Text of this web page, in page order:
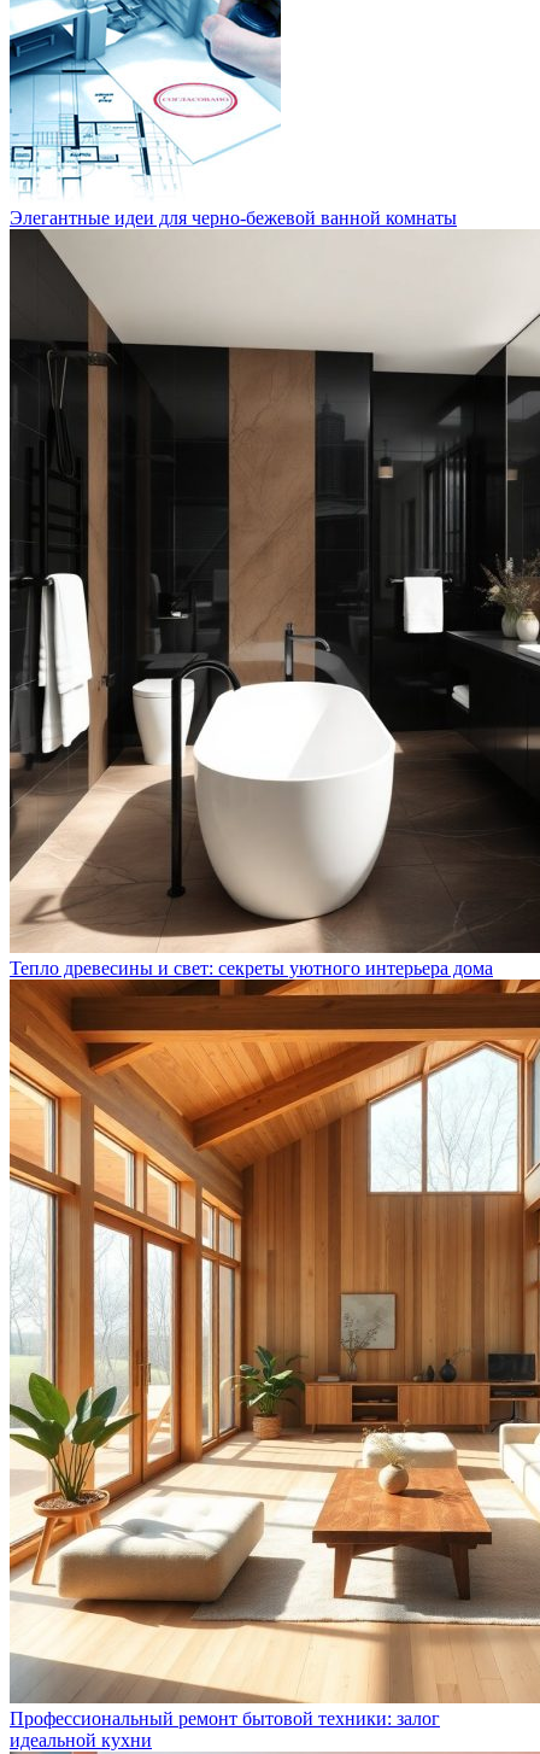
Элегантные идеи для черно-бежевой ванной комнаты
Тепло древесины и свет: секреты уютного интерьера дома
Профессиональный ремонт бытовой техники: залог
идеальной кухни